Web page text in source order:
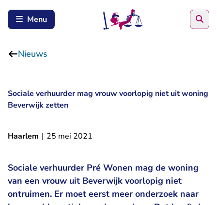
Menu
Nieuws
Sociale verhuurder mag vrouw voorlopig niet uit woning
Beverwijk zetten
Haarlem | 25 mei 2021
Sociale verhuurder Pré Wonen mag de woning
van een vrouw uit Beverwijk voorlopig niet
ontruimen. Er moet eerst meer onderzoek naar